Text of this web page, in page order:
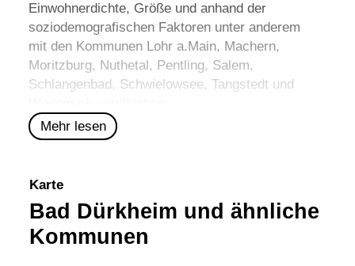
Einwohnerdichte, Größe und anhand der
soziodemografischen Faktoren unter anderem
mit den Kommunen Lohr a.Main, Machern,
Moritzburg, Nuthetal , Pentling, Salem,
Schlangenbad , Schwielowsee, Tangstedt und
Mehr lesen
Karte
Bad Dürkheim und ähnliche
Kommunen